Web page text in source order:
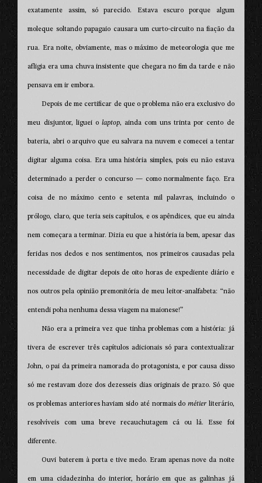
exatamente assim, só parecido. Estava escuro porque algum
moleque soltando papagaio causara um curto-circuito na fiação da
rua. Era noite, obviamente, mas o máximo de meteorologia que me
afligia era uma chuva insistente que chegara no fim da tarde e não
pensava em ir embora.
Depois de me certificar de que o problema não era exclusivo do
meu disjuntor, liguei o laptop, ainda com uns trinta por cento de
bateria, abri o arquivo que eu salvara na nuvem e comecei a tentar
digitar alguma coisa. Era uma história simples, pois eu não estava
determinado a perder o concurso — como normalmente faço. Era
coisa de no máximo cento e setenta mil palavras, incluindo o
prólogo, claro, que teria seis capítulos, e os apêndices, que eu ainda
nem começara a terminar. Dizia eu que a história ia bem, apesar das
feridas nos dedos e nos sentimentos, nos primeiros causadas pela
necessidade de digitar depois de oito horas de expediente diário e
nos outros pela opinião premonitória de meu leitor-analfabeta: “não
entendi poha nenhuma dessa viagem na maionese!”
Não era a primeira vez que tinha problemas com a história: já
tivera de escrever três capítulos adicionais só para contextualizar
John, o pai da primeira namorada do protagonista, e por causa disso
só me restavam doze dos dezesseis dias originais de prazo. Só que
os problemas anteriores haviam sido até normais do métierliterário,
resolvíveis com uma breve recauchutagem cá ou lá. Esse foi
diferente.
Ouvi baterem à porta e tive medo. Eram apenas nove da noite
em uma cidadezinha do interior, horário em que as galinhas já